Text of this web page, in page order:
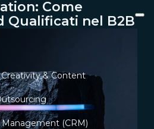
& Content
(CRM)
Come
Qualificati nel B2B